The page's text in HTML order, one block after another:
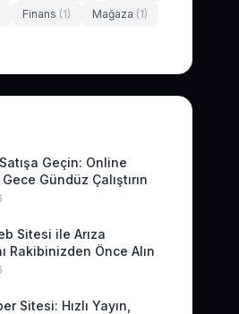
Finans (1) Mağaza (1)
Geçin: Online
Gündüz Çalıştırın
Sitesi ile Arıza
Rakibinizden Önce Alın
Sitesi: Hızlı Yayın,